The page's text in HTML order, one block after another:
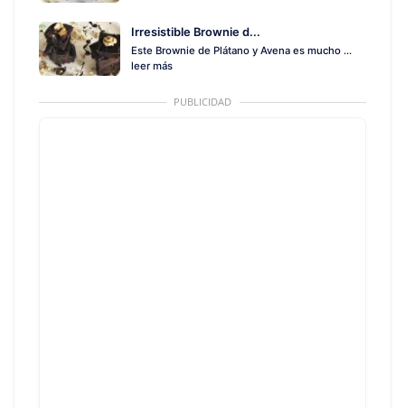
Irresistible Brownie d...
Este Brownie de Plátano y Avena es mucho ...
leer más
PUBLICIDAD